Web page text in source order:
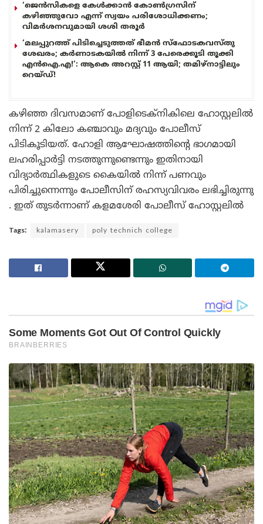
‘ജെൻസികളെ കേൾക്കാൻ കോൺഗ്രസിന്
കഴിഞ്ഞുവോ എന്ന് സ്വയം പരിശോധിക്കണം;
വിമർശനവുമായി ശശി തരൂർ
‘മലപ്പുറത്ത് പിടിച്ചെടുത്തത് ഭീമൻ സ്ഫോടകവസ്തു
ശേഖരം; കർണാടകയിൽ നിന്ന് 3 പേരെക്കൂടി തൂക്കി
എൻഐ.എ!’: ആകെ അറസ്റ്റ് 11 ആയി; തമിഴ്‌നാട്ടിലും
റെയ്ഡ്!
കഴിഞ്ഞ ദിവസമാണ് പോളിടെക്‌നികിലെ ഹോസ്റ്റലിൽ
നിന്ന് 2 കിലോ കഞ്ചാവും മദ്യവും പോലീസ്
പിടികൂടിയത്. ഹോളി ആഘോഷത്തിന്റെ ഭാഗമായി
ലഹരിപ്പാർട്ടി നടത്തുന്നുണ്ടെന്നും ഇതിനായി
വിദ്യാർത്ഥികളുടെ കൈയിൽ നിന്ന് പണവും
പിരിച്ചുന്നെന്നും പോലീസിന് രഹസ്യവിവരം ലഭിച്ചിരുന്നു
. ഇത് തുടർന്നാണ് കളമശേരി പോലീസ് ഹോസ്റ്റലിൽ
Tags: kalamasery poly technich college